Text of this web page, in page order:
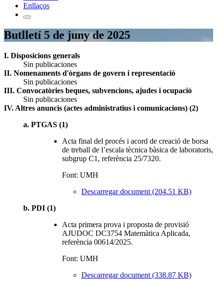
Enllaços
Butlletí 5 de juny de 2025
I. Disposicions generals
Sin publicaciones
II. Nomenaments d'òrgans de govern i representació
Sin publicaciones
III. Convocatòries beques, subvencions, ajudes i ocupació
Sin publicaciones
IV. Altres anuncis (actes administratius i comunicacions) (2)
a. PTGAS (1)
Acta final del procés i acord de creació de borsa
de treball de l’escala tècnica bàsica de laboratoris,
subgrup C1, referència 25/7320.
Font: UMH
Descarregar document (204.51 KB)
b. PDI (1)
Acta primera prova i proposta de provisió
AJUDOC DC3754 Matemàtica Aplicada,
referència 00614/2025.
Font: UMH
Descarregar document (338.87 KB)